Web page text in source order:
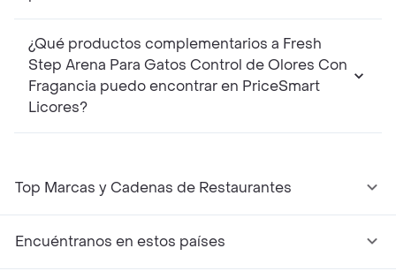
¿Qué productos complementarios a Fresh
Step Arena Para Gatos Control de Olores Con
Fragancia puedo encontrar en PriceSmart
Licores?
Top Marcas y Cadenas de Restaurantes
Encuéntranos en estos países